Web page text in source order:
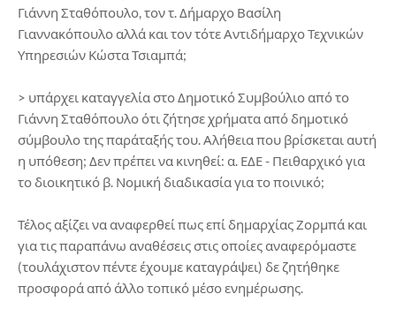
Γιάννη Σταθόπουλο, τον τ. Δήμαρχο Βασίλη
Γιαννακόπουλο αλλά και τον τότε Αντιδήμαρχο Τεχνικών
Υπηρεσιών Κώστα Τσιαμπά;
> υπάρχει καταγγελία στο Δημοτικό Συμβούλιο από το
Γιάννη Σταθόπουλο ότι ζήτησε χρήματα από δημοτικό
σύμβουλο της παράταξής του. Αλήθεια που βρίσκεται αυτή
η υπόθεση; Δεν πρέπει να κινηθεί: α. ΕΔΕ - Πειθαρχικό για
το διοικητικό β. Νομική διαδικασία για το ποινικό;
Τέλος αξίζει να αναφερθεί πως επί δημαρχίας Ζορμπά και
για τις παραπάνω αναθέσεις στις οποίες αναφερόμαστε
(τουλάχιστον πέντε έχουμε καταγράψει) δε ζητήθηκε
προσφορά από άλλο τοπικό μέσο ενημέρωσης.